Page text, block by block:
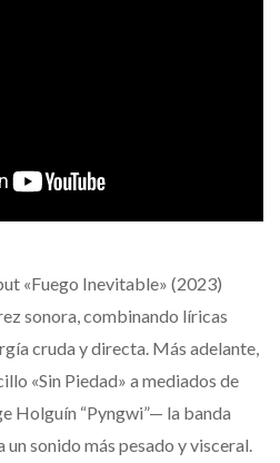
«Fuego Inevitable» (2023)
sonora, combinando líricas
cruda y directa. Más adelante,
«Sin Piedad» a mediados de
Holguín “Pyngwi”— la banda
sonido más pesado y visceral.